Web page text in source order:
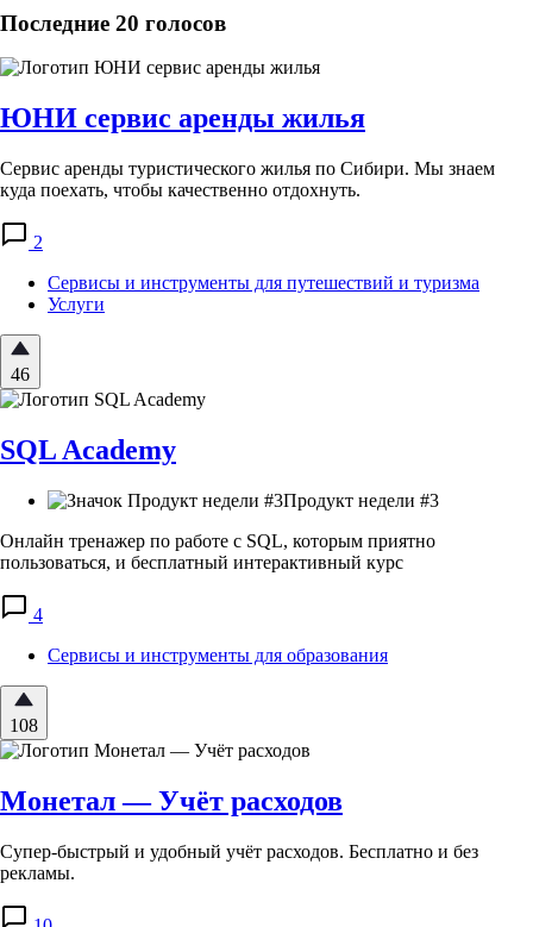
Последние 20 голосов
ЮНИ сервис аренды жилья
Сервис аренды туристического жилья по Сибири. Мы знаем
куда поехать, чтобы качественно отдохнуть.
2
Сервисы и инструменты для путешествий и туризма
Услуги
46
SQL Academy
Продукт недели #3
Онлайн тренажер по работе с SQL, которым приятно
пользоваться, и бесплатный интерактивный курс
4
Сервисы и инструменты для образования
108
Монетал — Учёт расходов
Супер-быстрый и удобный учёт расходов. Бесплатно и без
рекламы.